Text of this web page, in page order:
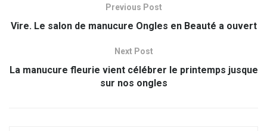
Previous Post
Vire. Le salon de manucure Ongles en Beauté a ouvert
Next Post
La manucure fleurie vient célébrer le printemps jusque
sur nos ongles